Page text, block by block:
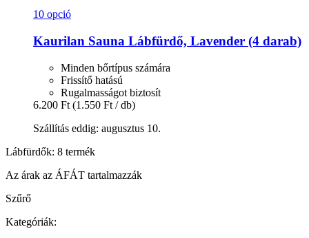
10 opció
Kaurilan Sauna Lábfürdő, Lavender (4 darab)
Minden bőrtípus számára
Frissítő hatású
Rugalmasságot biztosít
6.200 Ft (1.550 Ft / db)
Szállítás eddig: augusztus 10.
Lábfürdők: 8 termék
Az árak az ÁFÁT tartalmazzák
Szűrő
Kategóriák: